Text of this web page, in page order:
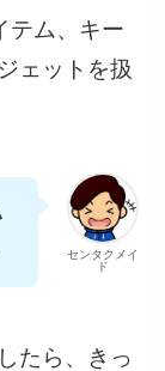
テム、キー
ェットを扱
センタクメイ
ド
たら、きっ